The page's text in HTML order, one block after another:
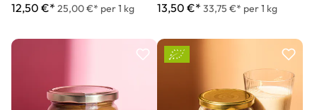
12,50 €* 25,00 €* per 1 kg
13,50 €* 33,75 €* per 1 kg